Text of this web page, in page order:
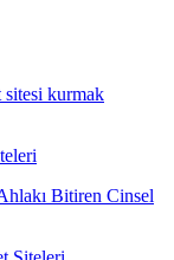
sitesi kurmak
Bitiren Cinsel